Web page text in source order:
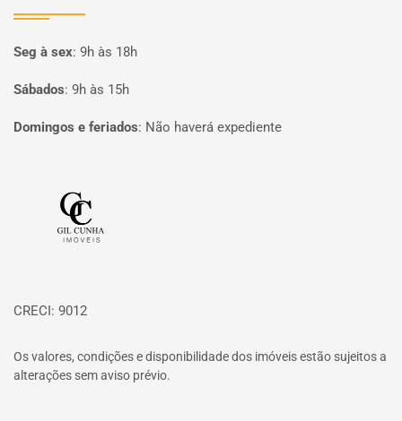
Seg à sex: 9h às 18h
Sábados: 9h às 15h
Domingos e feriados: Não haverá expediente
CRECI: 9012
Os valores, condições e disponibilidade dos imóveis estão sujeitos a
alterações sem aviso prévio.